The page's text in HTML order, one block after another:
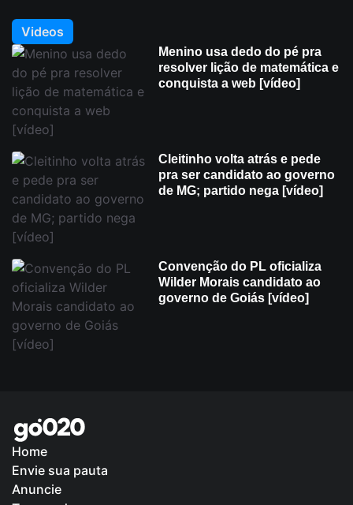
Videos
Menino usa dedo do pé pra
resolver lição de matemática e
conquista a web [vídeo]
Cleitinho volta atrás e pede
pra ser candidato ao governo
de MG; partido nega [vídeo]
Convenção do PL oficializa
Wilder Morais candidato ao
governo de Goiás [vídeo]
Home
Envie sua pauta
Anuncie